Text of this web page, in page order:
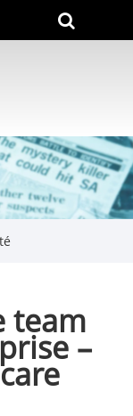
team
–